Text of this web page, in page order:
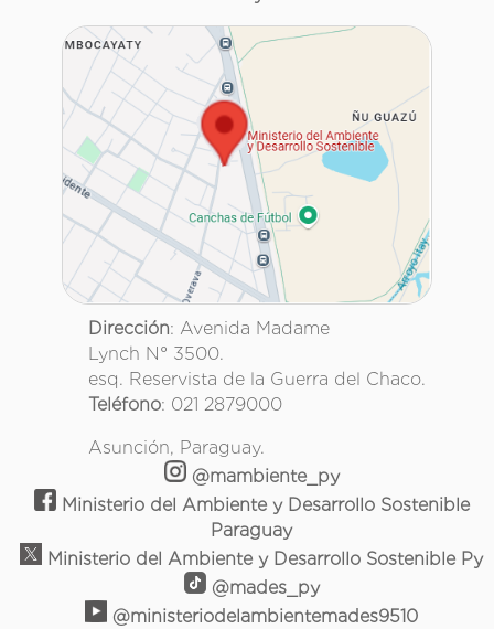
Dirección: Avenida Madame
Lynch N° 3500.
esq. Reservista de la Guerra del Chaco.
Teléfono: 021 2879000
Asunción, Paraguay.
@mambiente_py
Ministerio del Ambiente y Desarrollo Sostenible
Paraguay
Ministerio del Ambiente y Desarrollo Sostenible Py
@mades_py
@ministeriodelambientemades9510